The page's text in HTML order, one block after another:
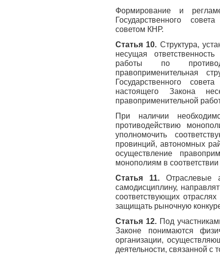
Формирование и
Государственного
советом КНР.
Статья 10. Структура,
несущая
работы по
правоприменительная
Государственного
настоящего Закона
правоприменительной
При наличии
противодействию
уполномочить
провинций, автономных
осуществление
монополиям в
Статья 11. Отраслевые
самодисциплину,
соответствующих
защищать рыночную
Статья 12. Под
Законе понимаются
организации,
деятельности, связанной с